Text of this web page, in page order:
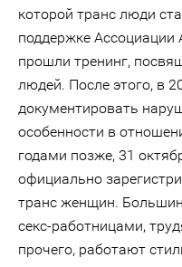
которой транс люди
поддержке Ассоциации
прошли тренинг,
людей. После этого, в
документировать
особенности в
годами позже, 31
официально
транс женщин.
секс-работницами,
прочего, работают